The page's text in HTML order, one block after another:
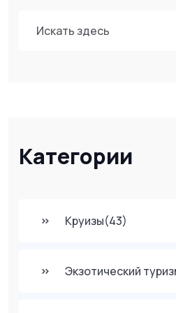
Категории
Круизы(43)
Экзотический